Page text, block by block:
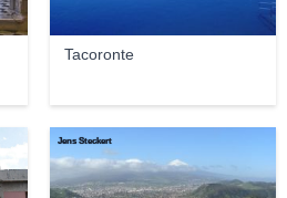
Tacoronte
Jens Steckert